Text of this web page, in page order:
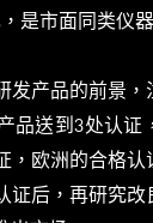
是市面同类仪
发产品的前景
品送到3处认证
，欧洲的合格
证后，再研究改